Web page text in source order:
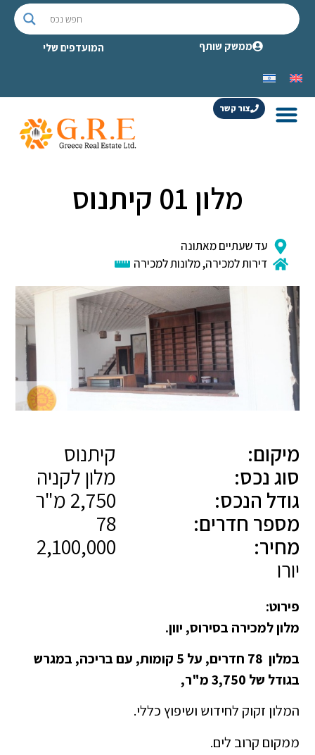
ממשק שותף המועדפים שלי
צור קשר
מלון 01 קיתנוס
עד שעתיים מאתונה
דירות למכירה,מלונות למכירה
מיקום:
קיתנוס
סוג נכס:
מלון לקניה
גודל הנכס:
מספר חדרים:
78
מחיר:
2,100,000
יורו
פירוט:
מלון למכירה בסירוס, יוון.
במלון 78 חדרים, על 5 קומות, עם בריכה, במגרש
בגודל של 3,750 מ"ר,
המלון זקוק לחידוש ושיפוץ כללי.
ממקום קרוב לים.